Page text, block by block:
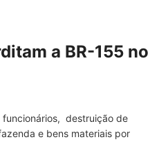
a BR-155 no
destruição de
e bens materiais por